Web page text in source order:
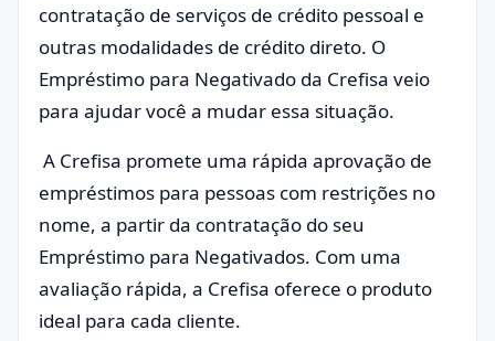
contratação de serviços de crédito pessoal e
outras modalidades de crédito direto. O
Empréstimo para Negativado da Crefisa veio
para ajudar você a mudar essa situação.
A Crefisa promete uma rápida aprovação de
empréstimos para pessoas com restrições no
nome, a partir da contratação do seu
Empréstimo para Negativados. Com uma
avaliação rápida, a Crefisa oferece o produto
ideal para cada cliente.